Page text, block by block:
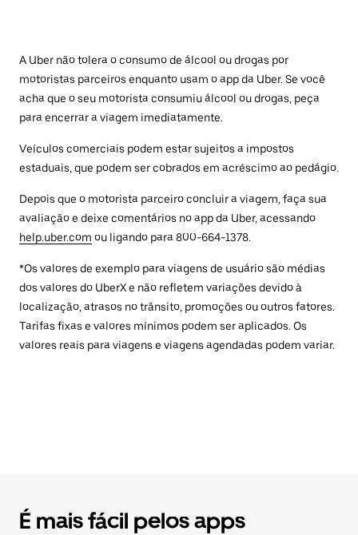
A Uber não tolera o consumo de álcool ou drogas por
motoristas parceiros enquanto usam o app da Uber. Se você
acha que o seu motorista consumiu álcool ou drogas, peça
para encerrar a viagem imediatamente.
Veículos comerciais podem estar sujeitos a impostos
estaduais, que podem ser cobrados em acréscimo ao pedágio.
Depois que o motorista parceiro concluir a viagem, faça sua
avaliação e deixe comentários no app da Uber, acessando
help.uber.com ou ligando para 800-664-1378.
*Os valores de exemplo para viagens de usuário são médias
dos valores do UberX e não refletem variações devido à
localização, atrasos no trânsito, promoções ou outros fatores.
Tarifas fixas e valores mínimos podem ser aplicados. Os
valores reais para viagens e viagens agendadas podem variar.
É mais fácil pelos apps